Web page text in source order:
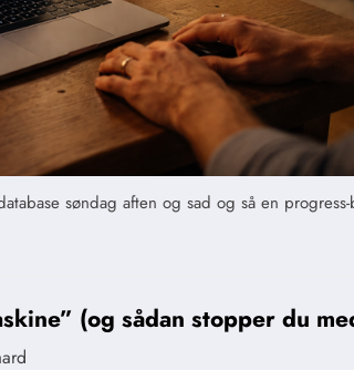
søndag aften og sad og så en
(og sådan stopper du